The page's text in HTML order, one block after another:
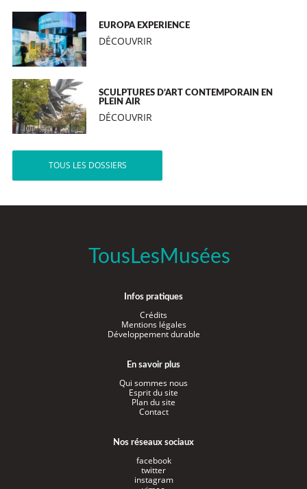
EUROPA EXPERIENCE
DÉCOUVRIR
SCULPTURES D’ART CONTEMPORAIN EN
PLEIN AIR
DÉCOUVRIR
TOUS LES DOSSIERS
TousLesMusées
Infos pratiques
Crédits
Mentions légales
Développement durable
En savoir plus
Qui sommes nous
Esprit du site
Plan du site
Contact
Nos réseaux sociaux
facebook
twitter
instagram